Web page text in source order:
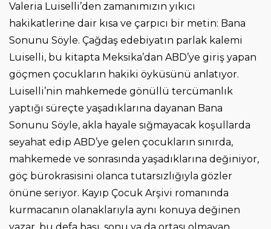
Valeria Luiselli’den zamanımızın yıkıcı
hakikatlerine dair kısa ve çarpıcı bir metin: Bana
Sonunu Söyle. Çağdaş edebiyatın parlak kalemi
Luiselli, bu kitapta Meksika’dan ABD’ye giriş yapan
göçmen çocukların hakiki öyküsünü anlatıyor.
Luiselli’nin mahkemede gönüllü tercümanlık
yaptığı süreçte yaşadıklarına dayanan Bana
Sonunu Söyle, akla hayale sığmayacak koşullarda
seyahat edip ABD’ye gelen çocukların sınırda,
mahkemede ve sonrasında yaşadıklarına değiniyor,
göç bürokrasisini olanca tutarsızlığıyla gözler
önüne seriyor. Kayıp Çocuk Arşivi romanında
kurmacanın olanaklarıyla aynı konuya değinen